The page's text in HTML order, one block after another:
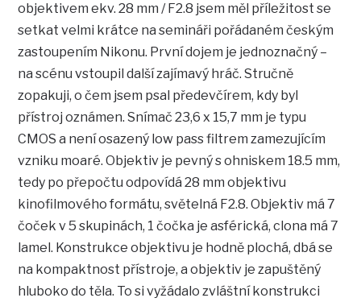
objektivem ekv. 28 mm / F2.8 jsem měl příležitost se
setkat velmi krátce na semináři pořádaném českým
zastoupením Nikonu. První dojem je jednoznačný –
na scénu vstoupil další zajímavý hráč. Stručně
zopakuji, o čem jsem psal předevčírem, kdy byl
přístroj oznámen. Snímač 23,6 x 15,7 mm je typu
CMOS a není osazený low pass filtrem zamezujícím
vzniku moaré. Objektiv je pevný s ohniskem 18.5 mm,
tedy po přepočtu odpovídá 28 mm objektivu
kinofilmového formátu, světelná F2.8. Objektiv má 7
čoček v 5 skupinách, 1 čočka je asférická, clona má 7
lamel. Konstrukce objektivu je hodně plochá, dbá se
na kompaktnost přístroje, a objektiv je zapuštěný
hluboko do těla. To si vyžádalo zvláštní konstrukci